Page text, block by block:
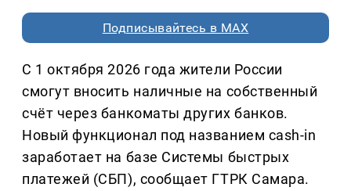
Подписывайтесь в MAX
С 1 октября 2026 года жители России
смогут вносить наличные на собственный
счёт через банкоматы других банков.
Новый функционал под названием cash-in
заработает на базе Системы быстрых
платежей (СБП), сообщает ГТРК Самара.